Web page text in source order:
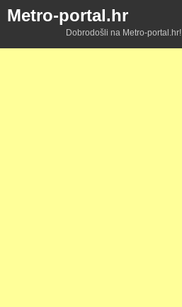
Metro-portal.hr
Dobrodošli na Metro-portal.hr!